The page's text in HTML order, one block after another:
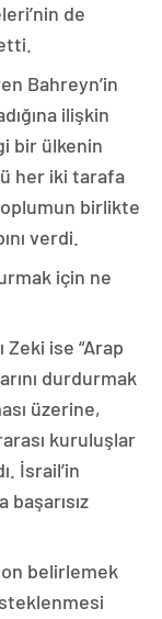
de
Bahreyn’in
ilişkin
bir ülkenin
her iki tarafa
birlikte
verdi.
için ne
Zeki ise “Arap
durdurmak
üzerine,
kuruluşlar
İsrail’in
başarısız
belirlemek